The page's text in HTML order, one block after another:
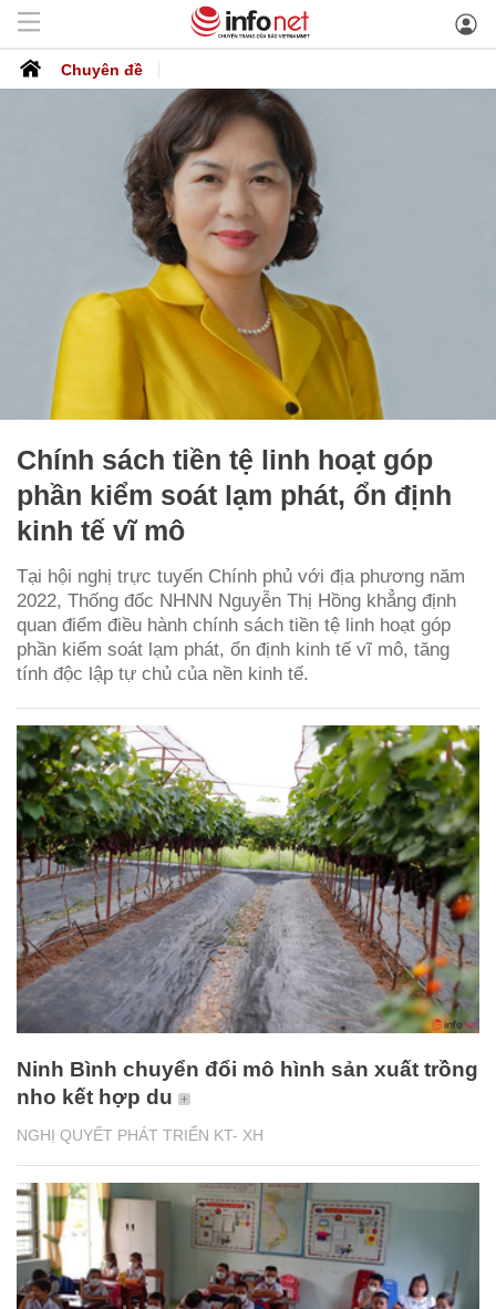
Chuyên đề
Chính sách tiền tệ linh hoạt góp
phần kiểm soát lạm phát, ổn định
kinh tế vĩ mô
Tại hội nghị trực tuyến Chính phủ với địa phương năm
2022, Thống đốc NHNN Nguyễn Thị Hồng khẳng định
quan điểm điều hành chính sách tiền tệ linh hoạt góp
phần kiểm soát lạm phát, ổn định kinh tế vĩ mô, tăng
tính độc lập tự chủ của nền kinh tế.
NGHỊ QUYẾT PHÁT TRIỂN KT- XH
Ninh Bình chuyển đổi mô hình sản xuất trồng
nho kết hợp du